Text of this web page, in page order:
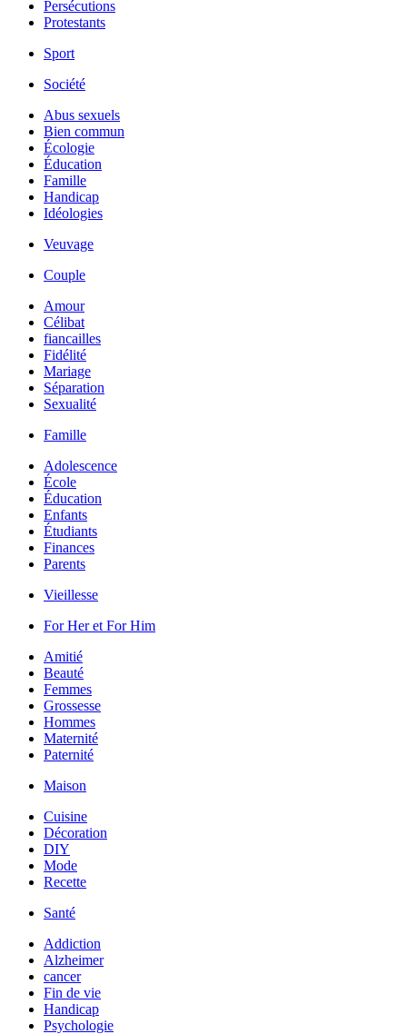
Persécutions
Protestants
Sport
Société
Abus sexuels
Bien commun
Écologie
Éducation
Famille
Handicap
Idéologies
Veuvage
Couple
Amour
Célibat
fiancailles
Fidélité
Mariage
Séparation
Sexualité
Famille
Adolescence
École
Éducation
Enfants
Étudiants
Finances
Parents
Vieillesse
For Her et For Him
Amitié
Beauté
Femmes
Grossesse
Hommes
Maternité
Paternité
Maison
Cuisine
Décoration
DIY
Mode
Recette
Santé
Addiction
Alzheimer
cancer
Fin de vie
Handicap
Psychologie